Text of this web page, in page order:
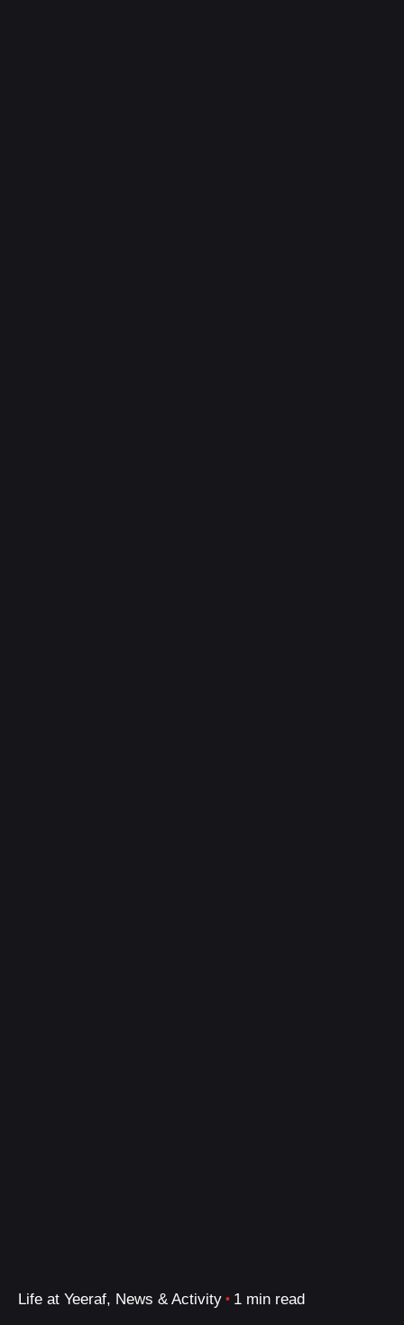
Life at Yeeraf News & Activity 1 min read